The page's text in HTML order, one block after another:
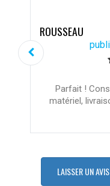
ROUSSEAU
Parfait !
matériel,
LAISSER UN AVIS